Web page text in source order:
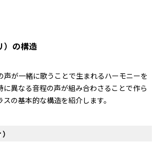
）の構造
声が一緒に歌うことで生まれるハーモニーを
に異なる音程の声が組み合わさることで作ら
の基本的な構造を紹介します。